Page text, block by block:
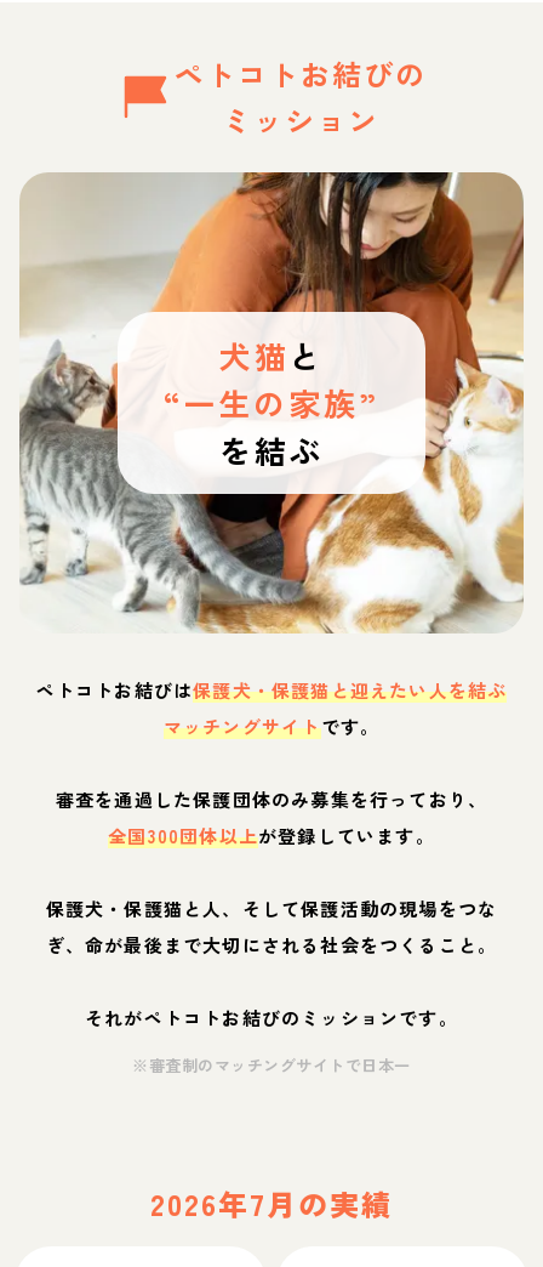
ペトコトお結びの
ミッション
犬猫 と
“一生の家族”
を結ぶ
ペトコトお結びは保護犬・保護猫と迎えたい人を結ぶ
マッチングサイトです。
審査を通過した保護団体のみ募集を行っており、
全国300団体以上が登録しています。
保護犬・保護猫と人、そして保護活動の現場をつな
ぎ、命が最後まで大切にされる社会をつくること。
それがペトコトお結びのミッションです。
※審査制のマッチングサイトで日本一
2026年7月の実績